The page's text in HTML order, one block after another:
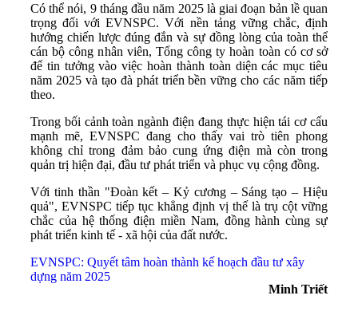
Có thể nói, 9 tháng đầu năm 2025 là giai đoạn bản lề quan
trọng đối với EVNSPC. Với nền tảng vững chắc, định
hướng chiến lược đúng đắn và sự đồng lòng của toàn thể
cán bộ công nhân viên, Tổng công ty hoàn toàn có cơ sở
để tin tưởng vào việc hoàn thành toàn diện các mục tiêu
năm 2025 và tạo đà phát triển bền vững cho các năm tiếp
theo.
Trong bối cảnh toàn ngành điện đang thực hiện tái cơ cấu
mạnh mẽ, EVNSPC đang cho thấy vai trò tiên phong
không chỉ trong đảm bảo cung ứng điện mà còn trong
quản trị hiện đại, đầu tư phát triển và phục vụ cộng đồng.
Với tinh thần "Đoàn kết – Kỷ cương – Sáng tạo – Hiệu
quả", EVNSPC tiếp tục khẳng định vị thế là trụ cột vững
chắc của hệ thống điện miền Nam, đồng hành cùng sự
phát triển kinh tế - xã hội của đất nước.
EVNSPC: Quyết tâm hoàn thành kế hoạch đầu tư xây
dựng năm 2025
Minh Triết